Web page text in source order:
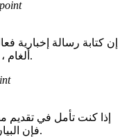
إن كتابة رسالة إخبارية
ألغام ، وكلمة واحدة خاطئة وفقد تفكير القارئ.
إذا كنت تأمل في تقديم
فإن البيان الصحفي هو أفضل طريقة للقيام بذلك.